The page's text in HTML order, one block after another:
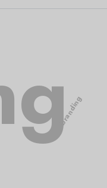
branding